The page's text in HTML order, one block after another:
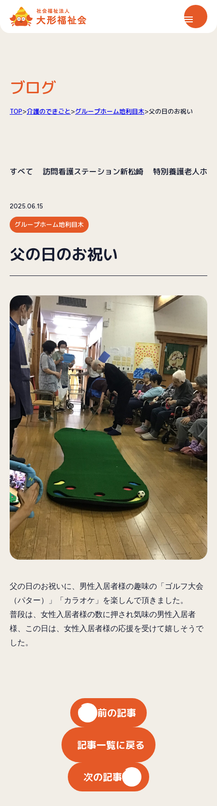
大形福祉会について
保育サービス
情報公開
お知らせ
お問い合わせ
プライバシーポリシー
025-257-9633 （受付時間／9:00〜18:00）
ブログ
TOP>介護のできごと>グループホーム地利目木>父の日のお祝い
すべて 訪問看護ステーション新松崎 特別養護老人ホ
2025.06.15
グループホーム地利目木
父の日のお祝い
父の日のお祝いに、男性入居者様の趣味の「ゴルフ大会
（パター）」「カラオケ」を楽しんで頂きました。
普段は、女性入居者様の数に押され気味の男性入居者
様、この日は、女性入居者様の応援を受けて嬉しそうで
した。
前の記事
記事一覧に戻る
次の記事